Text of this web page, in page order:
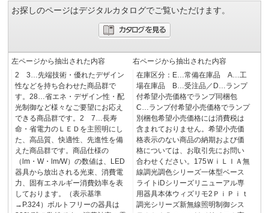
お探しのページはデジタルカタログでご覧いただけます。
左ページから抽出された内容
2 3…先端技術・優れたデザイン
性などを持ち合わせた商品群で
す。28…省エネ・デザイン性・配
光制御など様々なご要望にお応え
できる商品群です。2 7…長寿
命・省電力のＬＥＤを主照明にし
た、高品質、快適性、先進性を備
えた商品群です。商品仕様の
（lm・W・lm/W）の数値は、LED
器具から放出される光束、消費電
力、固有エネルギー消費効率を表
しております。（表示基準
→P.324）ボルトフリーの器具は
右ページから抽出された内容
在庫区分：E…常備在庫品 A…工
場在庫品 B…受注品／D…ランプ
付希望小売価格でランプ同梱包
C…ランプ付希望小売価格でランプ
別梱包希望小売価格には消費税は
含まれておりません。希望小売価
格表示のない商品の納期および価
格については、お取引先にお問い
合わせください。175ＷｉＬＩＡ無
線調光調色シリーズ一体型ベース
ライトiDシリーズリニューアル専
用器具本体ウィズリモ2ＰｉＰｉｔ
調光シリーズ新無線照明制御シス